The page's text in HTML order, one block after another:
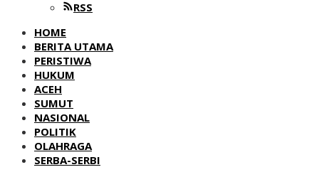
RSS
HOME
BERITA UTAMA
PERISTIWA
HUKUM
ACEH
SUMUT
NASIONAL
POLITIK
OLAHRAGA
SERBA-SERBI